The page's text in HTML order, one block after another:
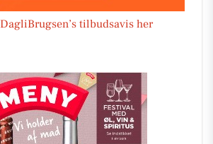
DagliBrugsen’s tilbudsavis her